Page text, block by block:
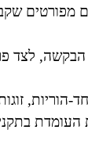
מפורטים
לצד
הוריות,